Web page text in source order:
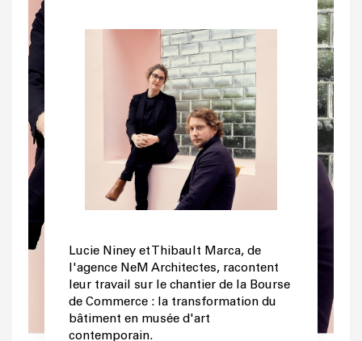
Lucie Niney et Thibault Marca, de
l'agence NeM Architectes, racontent
leur travail sur le chantier de la Bourse
de Commerce : la transformation du
bâtiment en musée d'art
contemporain.